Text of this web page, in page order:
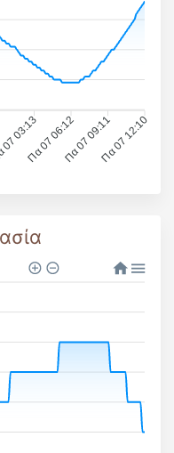
03:13
Πα 07 06:12Πα 07 09:11Πα 07 12:10